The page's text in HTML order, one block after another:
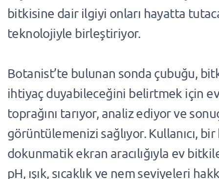
bitkisine dair ilgiyi onları hayatta
teknolojiyle birleştiriyor.
Botanist’te bulunan sonda çubuğu,
ihtiyaç duyabileceğini belirtmek için
toprağını tarıyor, analiz ediyor ve
görüntülemenizi sağlıyor. Kullanıcı,
dokunmatik ekran aracılığıyla ev
pH, ışık, sıcaklık ve nem seviyeleri